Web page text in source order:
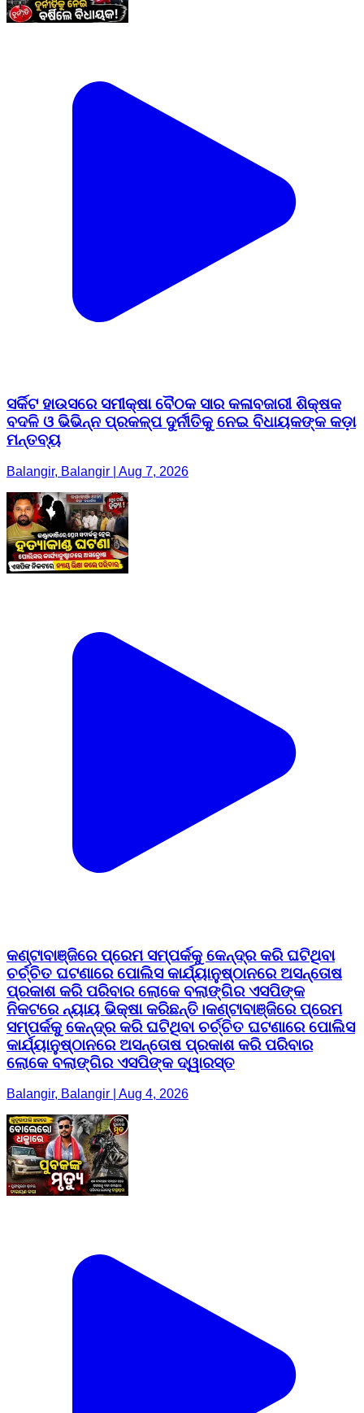
ସର୍କିଟ ହାଉସରେ ସମୀକ୍ଷା ବୈଠକ ସାର କଳାବଜାରୀ ଶିକ୍ଷକ
ବଦଳି ଓ ଭିଭିନ୍ନ ପ୍ରକଳ୍ପ ଦୁର୍ନୀତିକୁ ନେଇ ବିଧାୟକଙ୍କ କଡ଼ା
ମନ୍ତବ୍ୟ
Balangir, Balangir | Aug 7, 2026
କଣ୍ଟାବାଞ୍ଜିରେ ପ୍ରେମ ସମ୍ପର୍କକୁ କେନ୍ଦ୍ର କରି ଘଟିଥିବା
ଚର୍ଚ୍ଚିତ ଘଟଣାରେ ପୋଲିସ କାର୍ଯ୍ୟାନୁଷ୍ଠାନରେ ଅସନ୍ତୋଷ
ପ୍ରକାଶ କରି ପରିବାର ଲୋକେ ବଲାଙ୍ଗିର ଏସପିଙ୍କ
ନିକଟରେ ନ୍ୟାୟ ଭିକ୍ଷା କରିଛନ୍ତି।କଣ୍ଟାବାଞ୍ଜିରେ ପ୍ରେମ
ସମ୍ପର୍କକୁ କେନ୍ଦ୍ର କରି ଘଟିଥିବା ଚର୍ଚ୍ଚିତ ଘଟଣାରେ ପୋଲିସ
କାର୍ଯ୍ୟାନୁଷ୍ଠାନରେ ଅସନ୍ତୋଷ ପ୍ରକାଶ କରି ପରିବାର
ଲୋକେ ବଲାଙ୍ଗିର ଏସପିଙ୍କ ଦ୍ୱାରସ୍ତ
Balangir, Balangir | Aug 4, 2026